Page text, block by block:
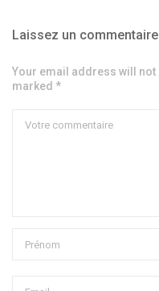
Laissez un commentaire
Your email address will
marked *